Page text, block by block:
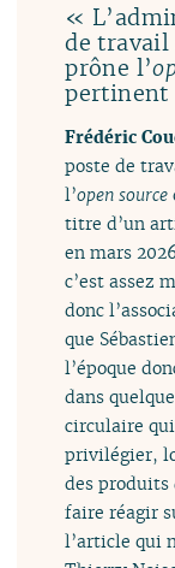
«
de travail
prône l’
Frédéric
poste de
l’open source
titre d’un
en mars
c’est assez
donc
que
l’époque
dans
circulaire
privilégier,
des produits
faire réagir
l’article qui